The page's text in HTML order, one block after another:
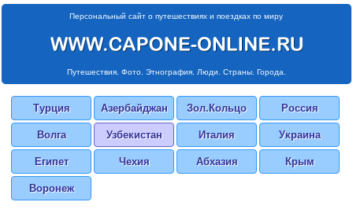
Персональный сайт о путешествиях и поездках по миру
Путешествия. Фото. Этнография. Люди. Страны. Города.
Турция Азербайджан Зол.Кольцо Россия
Волга Узбекистан Италия Украина
Египет Чехия Абхазия Крым
Воронеж